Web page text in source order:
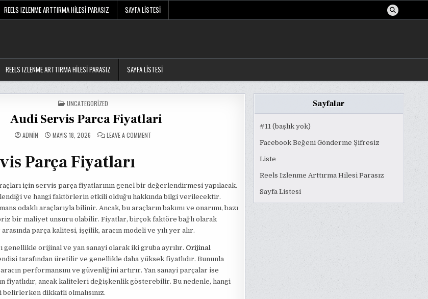
REELS IZLENME ARTTIRMA HILESI PARASIZ SAYFA LISTESI
REELS IZLENME ARTTIRMA HILESI PARASIZ SAYFA LISTESI
POSTED
IN
UNCATEGORIZED
Audi Servis Parca Fiyatlari
ADMIN MAYIS 18, 2026 LEAVE A COMMENT
Parça Fiyatları
için servis parça fiyatlarının genel bir değerlendirmesi yapılacak.
ve hangi faktörlerin etkili olduğu hakkında bilgi verilecektir.
odaklı araçlarıyla bilinir. Ancak, bu araçların bakımı ve onarımı, bazı
bir maliyet unsuru olabilir. Fiyatlar, birçok faktöre bağlı olarak
parça kalitesi, işçilik, aracın modeli ve yılı yer alır.
genellikle orijinal ve yan sanayi olarak iki gruba ayrılır. Orijinal
tarafından üretilir ve genellikle daha yüksek fiyatlıdır. Bununla
performansını ve güvenliğini artırır. Yan sanayi parçalar ise
fiyatlıdır, ancak kaliteleri değişkenlik gösterebilir. Bu nedenle, hangi
belirlerken dikkatli olmalısınız.
Sayfalar
#11 (başlık yok)
Facebook Beğeni Gönderme Şifresiz
Liste
Reels Izlenme Arttırma Hilesi Parasız
Sayfa Listesi